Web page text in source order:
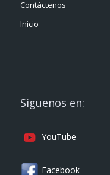
Contáctenos
Inicio
Siguenos en:
YouTube
Facebook